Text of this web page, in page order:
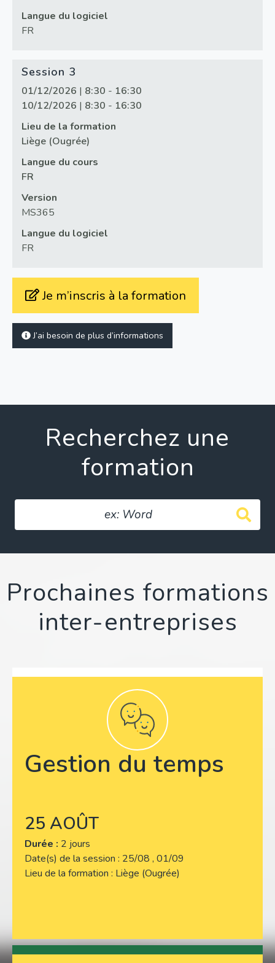
Langue du logiciel
FR
Session 3
01/12/2026 | 8:30 - 16:30
10/12/2026 | 8:30 - 16:30
Lieu de la formation
Liège (Ougrée)
Langue du cours
FR
Version
MS365
Langue du logiciel
FR
Je m’inscris à la formation
J’ai besoin de plus d’informations
Recherchez une
formation
Prochaines formations
inter-entreprises
Gestion du temps
25 AOÛT
Durée : 2 jours
Date(s) de la session 25/08 , 01/09
Lieu de la formation Liège (Ougrée)